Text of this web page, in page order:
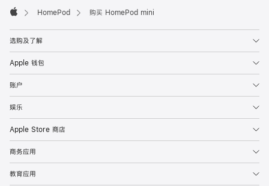
HomePod 购买 HomePod mini
选购及了解
Apple 钱包
账户
娱乐
Apple Store 商店
商务应用
教育应用